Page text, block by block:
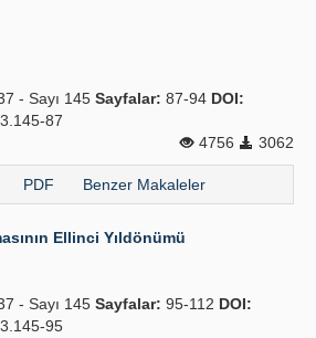
- Sayı 145 Sayfalar: 87-94 DOI:
87
4756
3062
PDF Benzer Makaleler
Ellinci Yıldönümü
- Sayı 145 Sayfalar: 95-112 DOI:
95